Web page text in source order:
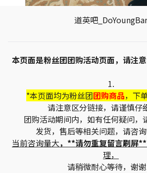
道英吧_DoYoungBar
本页面是粉丝团团购活动页面，请注意
1.
*本页面均为粉丝团团购商品，下
请注意区分链接，请谨慎仔
团购活动期间内，如有任何疑问，
发货，售后等相关问题，请咨询
当前咨询量大，**请勿重复留言刷屏**
理，
请稍微耐心等待，谢谢